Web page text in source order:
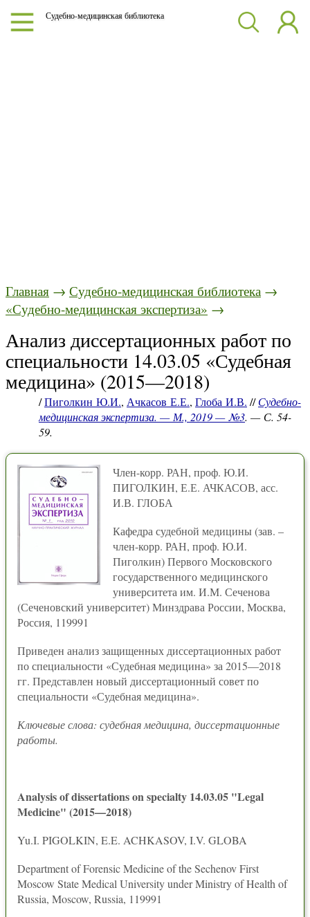
Судебно-медицинская библиотека
Главная → Судебно-медицинская библиотека →
«Судебно-медицинская экспертиза» →
Анализ диссертационных работ по
специальности 14.03.05 «Судебная
медицина» (2015—2018)
/Пиголкин Ю.И., Ачкасов Е.Е., Глоба И.В. //Судебно-
медицинская экспертиза. — М., 2019 — №3. — С. 54-
59.
Член-корр. РАН, проф. Ю.И.
ПИГОЛКИН, Е.Е. АЧКАСОВ, асс.
И.В. ГЛОБА
Кафедра судебной медицины (зав. –
член-корр. РАН, проф. Ю.И.
Пиголкин) Первого Московского
государственного медицинского
университета им. И.М. Сеченова
(Сеченовский университет) Минздрава России, Москва,
Россия, 119991
Приведен анализ защищенных диссертационных работ
по специальности «Судебная медицина» за 2015—2018
гг. Представлен новый диссертационный совет по
специальности «Судебная медицина».
Ключевые слова: судебная медицина, диссертационные
работы.
Analysis of dissertations on specialty 14.03.05 "Legal
Medicine" (2015—2018)
Yu.I. PIGOLKIN, E.E. ACHKASOV, I.V. GLOBA
Department of Forensic Medicine of the Sechenov First
Moscow State Medical University under Ministry of Health of
Russia, Moscow, Russia, 119991